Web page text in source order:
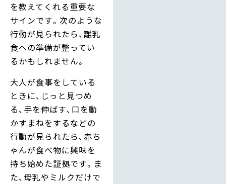
を教えてくれる重要な
サインです。次のような
行動が見られたら、離乳
食への準備が整ってい
るかもしれません。
大人が食事をしている
ときに、じっと見つめ
る、手を伸ばす、口を動
かすまねをするなどの
行動が見られたら、赤ち
ゃんが食べ物に興味を
持ち始めた証拠です。ま
た、母乳やミルクだけで